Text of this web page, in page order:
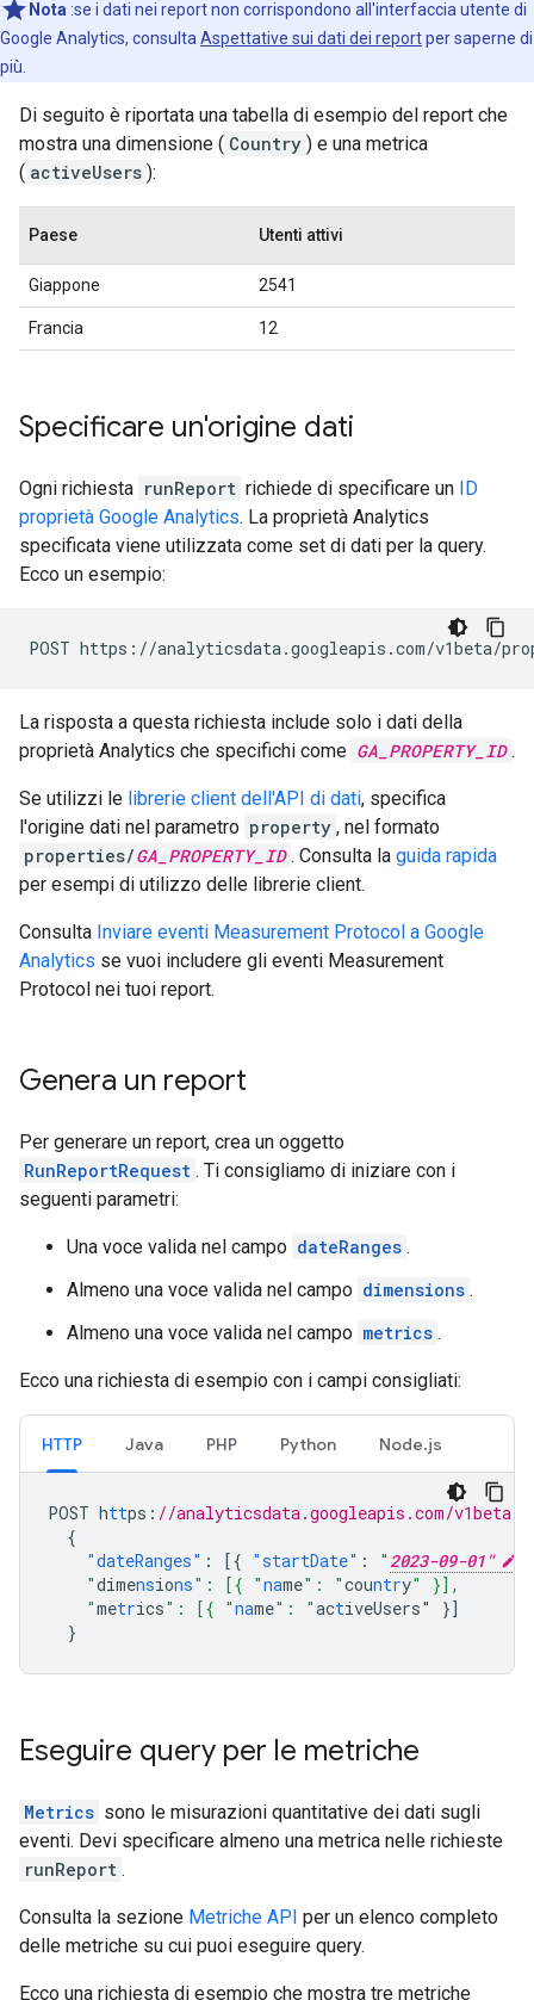
Nota :se i dati nei report non corrispondono all'interfaccia utente di
Google Analytics, consulta Aspettative sui dati dei reportper saperne di
più.
Di seguito è riportata una tabella di esempio del report che
mostra una dimensione ( Country ) e una metrica
( activeUsers ):
Paese Utenti attivi
Giappone 2541
Francia 12
Specificare un'origine dati
Ogni richiesta runReport richiede di specificare un ID
proprietà Google Analytics. La proprietà Analytics
specificata viene utilizzata come set di dati per la query.
Ecco un esempio:
POST https://analyticsdata.googleapis.com/v1beta/
La risposta a questa richiesta include solo i dati della
proprietà Analytics che specifichi come GA_PROPERTY_ID .
Se utilizzi le librerie client dell'API di dati, specifica
l'origine dati nel parametro property , nel formato
properties/GA_PROPERTY_ID . Consulta la guida rapida
per esempi di utilizzo delle librerie client.
Consulta Inviare eventi Measurement Protocol a Google
Analytics se vuoi includere gli eventi Measurement
Protocol nei tuoi report.
Genera un report
Per generare un report, crea un oggetto
RunReportRequest . Ti consigliamo di iniziare con i
seguenti parametri:
Una voce valida nel campo dateRanges .
Almeno una voce valida nel campo dimensions .
Almeno una voce valida nel campo metrics .
Ecco una richiesta di esempio con i campi consigliati:
HTTP Java PHP Python Node.js
POST https : //analyticsdata.googleapis.com/v1beta/
{
"dateRanges" : [{ "startDate" : "2023-09-01"
    "
dimensions": [{ "name": "country" }],
    "
metrics": [{ "name": "activeUsers" }]
  }
Eseguire query per le metriche
Metrics sono le misurazioni quantitative dei dati sugli
eventi. Devi specificare almeno una metrica nelle richieste
runReport .
Consulta la sezione Metriche API per un elenco completo
delle metriche su cui puoi eseguire query.
Ecco una richiesta di esempio che mostra tre metriche